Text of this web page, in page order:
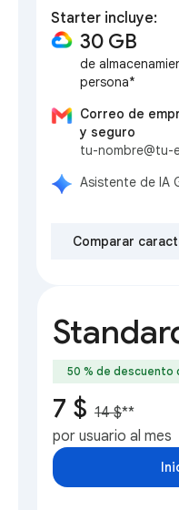
Starter incluye:
30 GB
de
persona*
Correo de
y seguro
tu-nombre@tu-
Asistente de IA
Comparar
50 % de descuento
7 $ 14 $**
por usuario al mes